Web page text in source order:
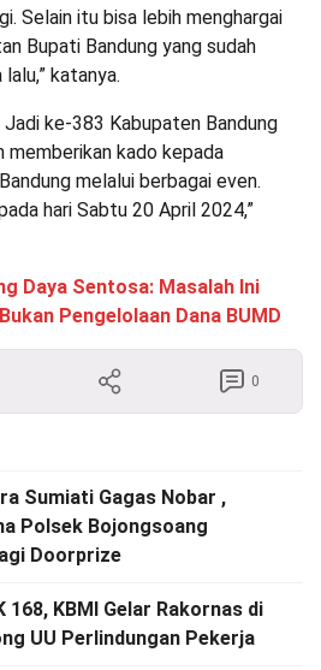
Selain itu bisa lebih menghargai
Bupati Bandung yang sudah
katanya.
ke-383 Kabupaten Bandung
memberikan kado kepada
melalui berbagai even.
hari Sabtu 20 April 2024,”
Daya Sentosa: Masalah Ini
Pengelolaan Dana BUMD
0
Sumiati Gagas Nobar ,
Polsek Bojongsoang
Doorprize
168, KBMI Gelar Rakornas di
UU Perlindungan Pekerja